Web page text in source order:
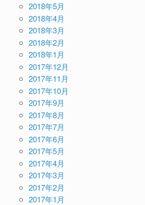
2018年5月
2018年4月
2018年3月
2018年2月
2018年1月
2017年12月
2017年11月
2017年10月
2017年9月
2017年8月
2017年7月
2017年6月
2017年5月
2017年4月
2017年3月
2017年2月
2017年1月